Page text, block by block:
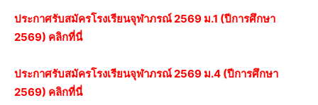
ประกาศรับสมัครโรงเรียนจุฬาภรณ์ 2569 ม.1 (ปีการศึกษา
2569) คลิกที่นี่
ประกาศรับสมัครโรงเรียนจุฬาภรณ์ 2569 ม.4 (ปีการศึกษา
2569) คลิกที่นี่